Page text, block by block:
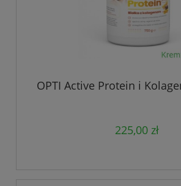
OPTI Active Protein i
225,00 zł